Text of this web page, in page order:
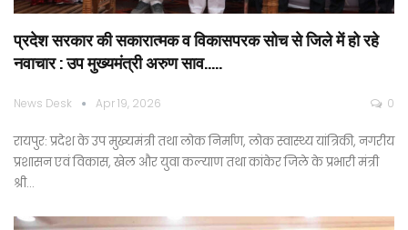
प्रदेश सरकार की सकारात्मक व विकासपरक सोच से जिले में हो रहे
नवाचार : उप मुख्यमंत्री अरुण साव…..
News Desk Apr 19, 2026 0
रायपुर: प्रदेश के उप मुख्यमंत्री तथा लोक निर्माण, लोक स्वास्थ्य यांत्रिकी, नगरीय
प्रशासन एवं विकास, खेल और युवा कल्याण तथा कांकेर जिले के प्रभारी मंत्री
श्री…